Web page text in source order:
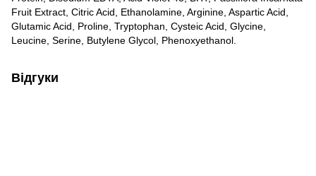
Fruit Extract, Citric Acid, Ethanolamine, Arginine, Aspartic Acid,
Glutamic Acid, Proline, Tryptophan, Cysteic Acid, Glycine,
Leucine, Serine, Butylene Glycol, Phenoxyethanol.
Відгуки